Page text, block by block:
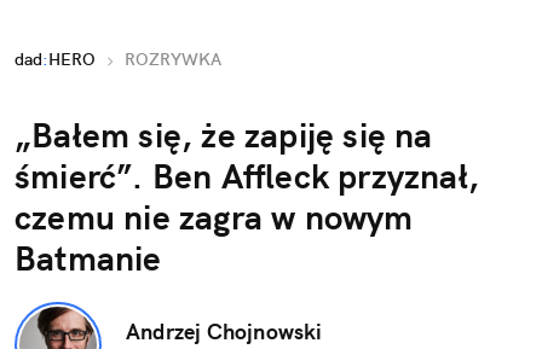
Rozrywka
dad:HERO ROZRYWKA
„Bałem się, że zapiję się na
śmierć”. Ben Affleck przyznał,
czemu nie zagra w nowym
Batmanie
Andrzej Chojnowski